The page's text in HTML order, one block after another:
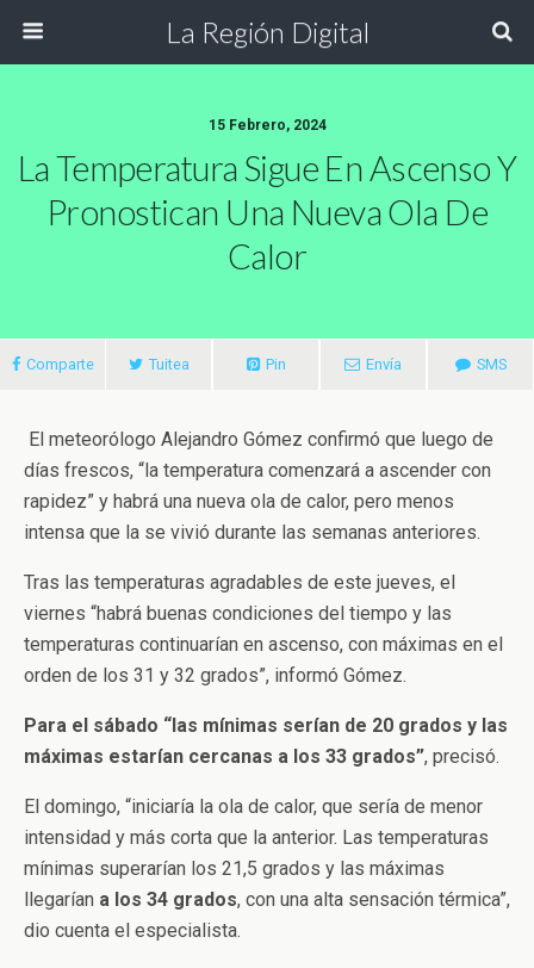
La Región Digital
15 Febrero, 2024
La Temperatura Sigue En Ascenso Y
Pronostican Una Nueva Ola De
Calor
Comparte Tuitea Pin Envía SMS
El meteorólogo Alejandro Gómez confirmó que luego de
días frescos, “la temperatura comenzará a ascender con
rapidez” y habrá una nueva ola de calor, pero menos
intensa que la se vivió durante las semanas anteriores.
Tras las temperaturas agradables de este jueves, el
viernes “habrá buenas condiciones del tiempo y las
temperaturas continuarían en ascenso, con máximas en el
orden de los 31 y 32 grados”, informó Gómez.
Para el sábado “las mínimas serían de 20 grados y las
máximas estarían cercanas a los 33 grados”, precisó.
El domingo, “iniciaría la ola de calor, que sería de menor
intensidad y más corta que la anterior. Las temperaturas
mínimas superarían los 21,5 grados y las máximas
llegarían a los 34 grados, con una alta sensación térmica”,
dio cuenta el especialista.